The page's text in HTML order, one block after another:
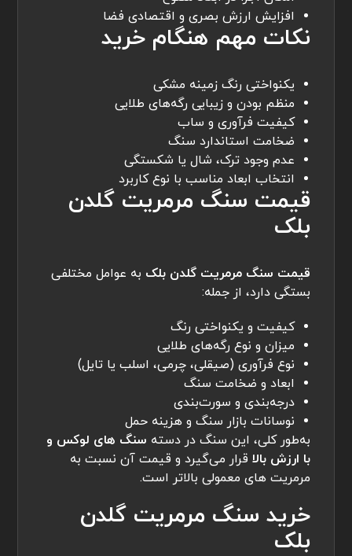
افزایش ارزش بصری و اقتصادی فضا
نکات مهم هنگام خرید
یکنواختی رنگ زمینه مشکی
منظم بودن و زیبایی رگه‌های طلایی
کیفیت فرآوری و ساب
ضخامت استاندارد سنگ
عدم وجود ترک، شال یا شکستگی
انتخاب ابعاد مناسب با نوع کاربرد
قیمت سنگ مرمریت گلدن
بلک
قیمت سنگ مرمریت گلدن بلک به عوامل مختلفی
بستگی دارد، از جمله:
کیفیت و یکنواختی رنگ
میزان و نوع رگه‌های طلایی
نوع فرآوری (صیقلی، چرمی، اسلب یا تایل)
ابعاد و ضخامت سنگ
درجه‌بندی و سورت‌بندی
نوسانات بازار سنگ و هزینه حمل
به‌طور کلی، این سنگ در دسته سنگ‌ های لوکس و
با ارزش بالا قرار می‌گیرد و قیمت آن نسبت به
مرمریت‌ های معمولی بالاتر است.
خرید سنگ مرمریت گلدن
بلک